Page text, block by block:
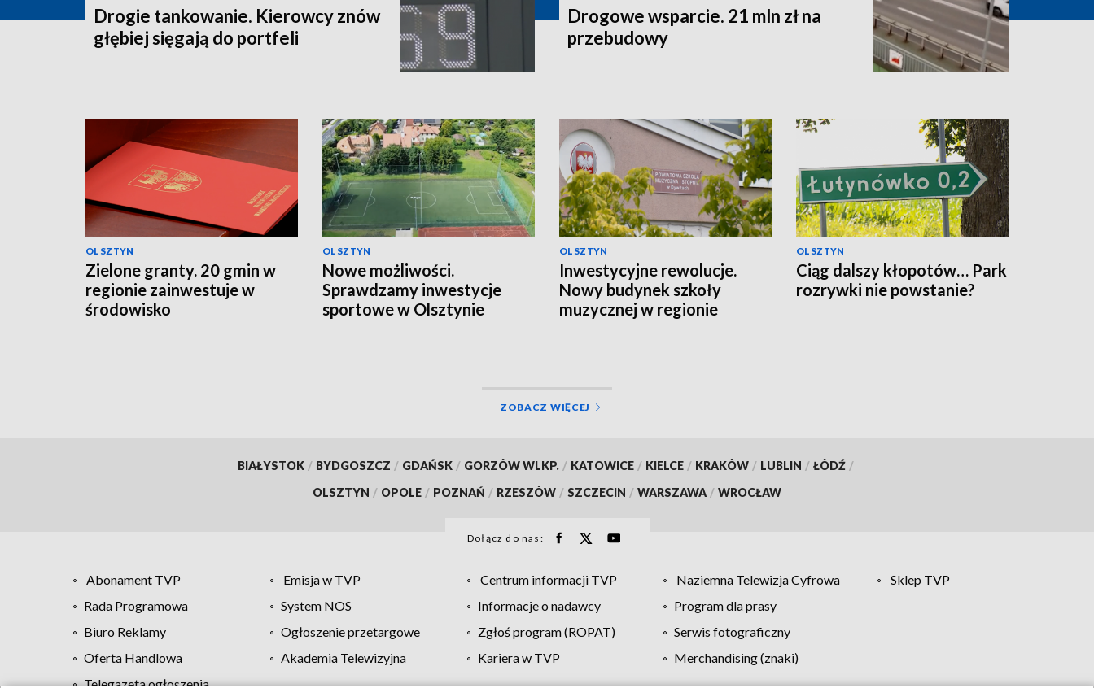
Drogie tankowanie. Kierowcy znów
głębiej sięgają do portfeli
Drogowe wsparcie. 21 mln zł na
przebudowy
OLSZTYN
Zielone granty. 20 gmin w
regionie zainwestuje w
środowisko
OLSZTYN
Nowe możliwości.
Sprawdzamy inwestycje
sportowe w Olsztynie
OLSZTYN
Inwestycyjne rewolucje.
Nowy budynek szkoły
muzycznej w regionie
OLSZTYN
Ciąg dalszy kłopotów… Park
rozrywki nie powstanie?
ZOBACZ WIĘCEJ
BIAŁYSTOK / BYDGOSZCZ / GDAŃSK / GORZÓW WLKP. / KATOWICE / KIELCE / KRAKÓW / LUBLIN / ŁÓDŹ /
OLSZTYN / OPOLE / POZNAŃ / RZESZÓW / SZCZECIN / WARSZAWA / WROCŁAW
Dołącz do nas:
Abonament TVP Emisja w TVP Centrum informacji TVP Naziemna Telewizja Cyfrowa
Sklep TVP
Rada Programowa
System NOS Informacje o nadawcy
Program dla prasy
Biuro Reklamy
Ogłoszenie przetargowe Zgłoś program (ROPAT)
Serwis fotograficzny
Oferta Handlowa
Akademia Telewizyjna Kariera w TVP
Merchandising (znaki)
Telegazeta ogłoszenia